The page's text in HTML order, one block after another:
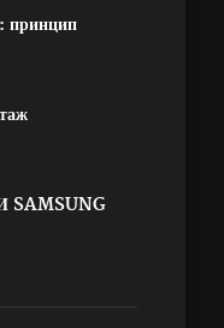
принцип